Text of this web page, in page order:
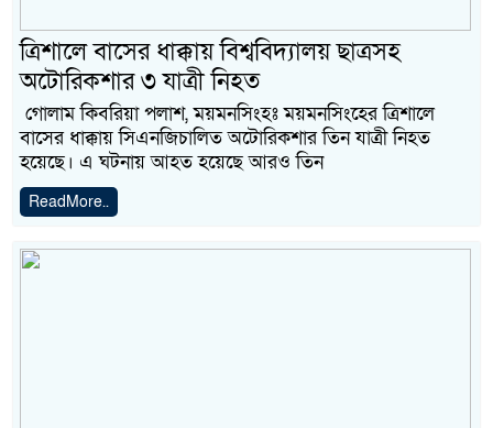
ত্রিশালে বাসের ধাক্কায় বিশ্ববিদ্যালয় ছাত্রসহ
অটোরিকশার ৩ যাত্রী নিহত
গোলাম কিবরিয়া পলাশ, ময়মনসিংহঃ ময়মনসিংহের ত্রিশালে
বাসের ধাক্কায় সিএনজিচালিত অটোরিকশার তিন যাত্রী নিহত
হয়েছে। এ ঘটনায় আহত হয়েছে আরও তিন
ReadMore..